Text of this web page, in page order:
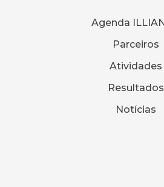
Agenda
Parceiros
Atividades
Resultados
Notícias